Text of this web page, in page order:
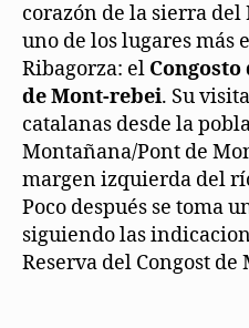
corazón de la sierra
uno de los lugares más
Ribagorza: el
de Mont-rebei. Su
catalanas desde la
Montañana/Pont de
margen izquierda del
Poco después se toma
siguiendo las
Reserva del Congost